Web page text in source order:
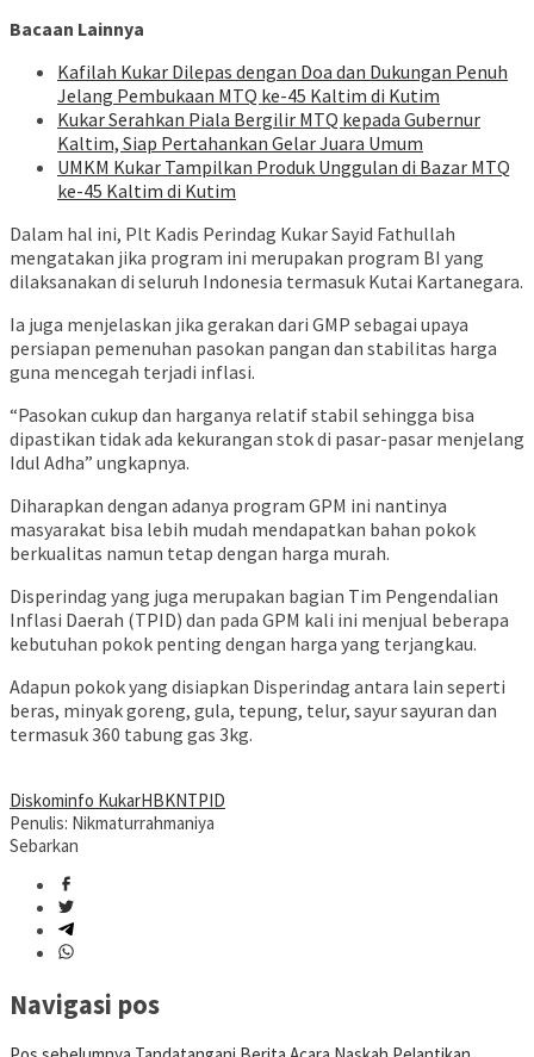
Bacaan Lainnya
Kafilah Kukar Dilepas dengan Doa dan Dukungan Penuh
Jelang Pembukaan MTQ ke-45 Kaltim di Kutim
Kukar Serahkan Piala Bergilir MTQ kepada Gubernur
Kaltim, Siap Pertahankan Gelar Juara Umum
UMKM Kukar Tampilkan Produk Unggulan di Bazar MTQ
ke-45 Kaltim di Kutim
Dalam hal ini, Plt Kadis Perindag Kukar Sayid Fathullah
mengatakan jika program ini merupakan program BI yang
dilaksanakan di seluruh Indonesia termasuk Kutai Kartanegara.
Ia juga menjelaskan jika gerakan dari GMP sebagai upaya
persiapan pemenuhan pasokan pangan dan stabilitas harga
guna mencegah terjadi inflasi.
“Pasokan cukup dan harganya relatif stabil sehingga bisa
dipastikan tidak ada kekurangan stok di pasar-pasar menjelang
Idul Adha” ungkapnya.
Diharapkan dengan adanya program GPM ini nantinya
masyarakat bisa lebih mudah mendapatkan bahan pokok
berkualitas namun tetap dengan harga murah.
Disperindag yang juga merupakan bagian Tim Pengendalian
Inflasi Daerah (TPID) dan pada GPM kali ini menjual beberapa
kebutuhan pokok penting dengan harga yang terjangkau.
Adapun pokok yang disiapkan Disperindag antara lain seperti
beras, minyak goreng, gula, tepung, telur, sayur sayuran dan
termasuk 360 tabung gas 3kg.
Diskominfo KukarHBKNTPID
Penulis: Nikmaturrahmaniya
Sebarkan
Navigasi pos